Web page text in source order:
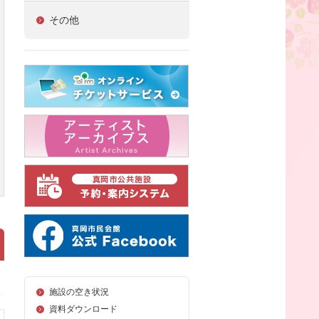
その他
施設の空き状況
資料ダウンロード